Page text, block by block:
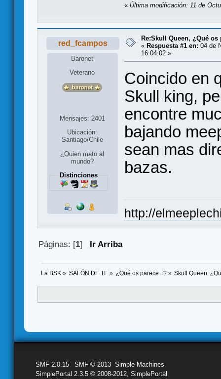
« Última modificación: 11 de
red_fcampos
Baronet
Veterano
Mensajes: 2401
Ubicación:
Santiago/Chile
¿Quien mato al
mundo?
Distinciones
Re:Skull Queen, ¿Qué os
« Respuesta #1 en: 04 de
16:04:02 »
Coincido en
Skull king,
encontre
bajando
sean mas
bazas.
http://
Páginas: [1] Ir Arriba
La BSK » SALÓN DE TE» ¿Qué os parece...?» Skull Queen,
SMF 2.0.15 SMF © 2013 Simple Machines
SimplePortal 2.3.5 © 2008-2012, SimplePortal